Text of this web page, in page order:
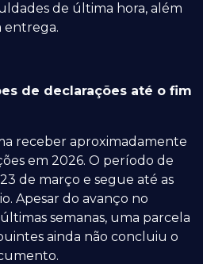
de última hora, além
entrega.
de declarações até o fim
receber aproximadamente
em 2026. O período de
de março e segue até as
Apesar do avanço no
semanas, uma parcela
ainda não concluiu o